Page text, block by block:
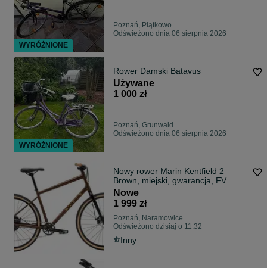
Poznań, Piątkowo
Odświeżono dnia 06 sierpnia 2026
Rower Damski Batavus
Używane
1 000 zł
Poznań, Grunwald
Odświeżono dnia 06 sierpnia 2026
Nowy rower Marin Kentfield 2
Brown, miejski, gwarancja, FV
Nowe
1 999 zł
Poznań, Naramowice
Odświeżono dzisiaj o 11:32
Inny
WYRÓŻNIONE
WYRÓŻNIONE